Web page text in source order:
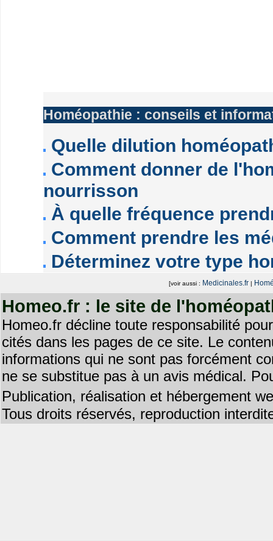
Homéopathie : conseils et
Quelle dilution
Comment donner de
nourrisson
À quelle fréquence
Comment prendre les
Déterminez votre type
[voir aussi :Medicinales.fr|
Homeo.fr : le site de
Homeo.fr décline toute responsabilité
cités dans les pages de ce site. Le
informations qui ne sont pas forcément
ne se substitue pas à un avis médical.
Publication, réalisation et hébergement
Tous droits réservés, reproduction